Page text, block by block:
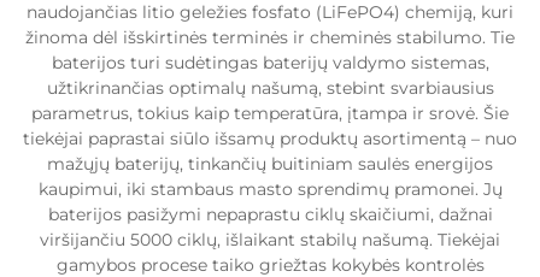
naudojančias litio geležies fosfato (LiFePO4) chemiją, kuri
žinoma dėl išskirtinės terminės ir cheminės stabilumo. Tie
baterijos turi sudėtingas baterijų valdymo sistemas,
užtikrinančias optimalų našumą, stebint svarbiausius
parametrus, tokius kaip temperatūra, įtampa ir srovė. Šie
tiekėjai paprastai siūlo išsamų produktų asortimentą – nuo
mažųjų baterijų, tinkančių buitiniam saulės energijos
kaupimui, iki stambaus masto sprendimų pramonei. Jų
baterijos pasižymi nepaprastu ciklų skaičiumi, dažnai
viršijančiu 5000 ciklų, išlaikant stabilų našumą. Tiekėjai
gamybos procese taiko griežtas kokybės kontrolės